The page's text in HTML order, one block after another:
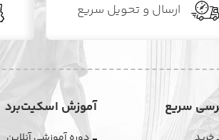
ارسال و تحویل سریع
سریع آموزش اسکیت‌برد